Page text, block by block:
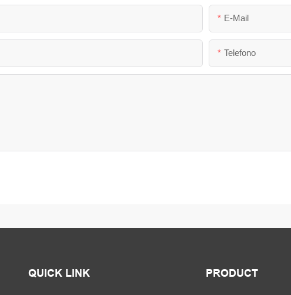
E-Mail
Telefono
QUICK LINK PRODUCT